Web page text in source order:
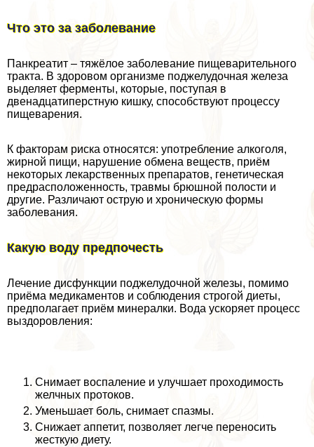
Что это за заболевание
Панкреатит – тяжёлое заболевание пищеварительного
тpaкта. В здоровом организме поджелудочная железа
выделяет ферменты, которые, поступая в
двенадцатиперстную кишку, способствуют процессу
пищеварения.
К факторам риска относятся: употрeбление алкоголя,
жирной пищи, нарушение обмена веществ, приём
некоторых лекарственных препаратов, генетическая
предрасположенность, травмы брюшной полости и
другие. Различают острую и хроническую формы
заболевания.
Какую воду предпочесть
Лечение дисфункции поджелудочной железы, помимо
приёма медикаментов и соблюдения строгой диеты,
предполагает приём минералки. Вода ускоряет процесс
выздоровления:
Снимает воспаление и улучшает проходимость
желчных протоков.
Уменьшает боль, снимает спазмы.
Снижает аппетит, позволяет легче переносить
жесткую диету.